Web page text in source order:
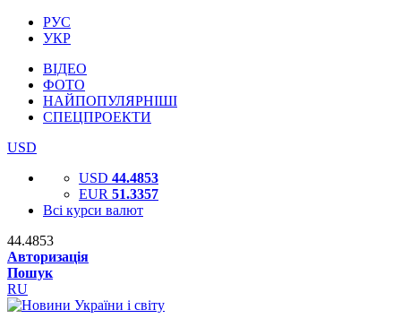
РУС
УКР
ВІДЕО
ФОТО
НАЙПОПУЛЯРНІШІ
СПЕЦПРОЕКТИ
USD
USD 44.4853
EUR 51.3357
Всі курси валют
44.4853
Авторизація
Пошук
RU